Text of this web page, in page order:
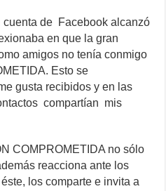
cuenta de Facebook alcanzó
en que la gran
amigos no tenía conmigo
Esto se
gusta recibidos y en las
compartían mis
COMPROMETIDA no sólo
reacciona ante los
los comparte e invita a